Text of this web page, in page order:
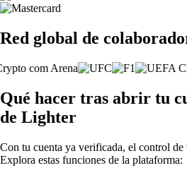
Red global de
Qué hacer tras abrir tu
de Lighter
Con tu cuenta ya verificada, el control de
Explora estas funciones de la plataforma: